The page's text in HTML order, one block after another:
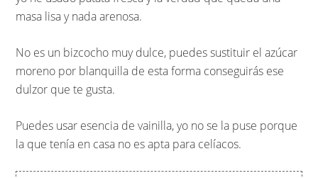
masa lisa y nada arenosa.
No es un bizcocho muy dulce, puedes sustituir el azúcar
moreno por blanquilla de esta forma conseguirás ese
dulzor que te gusta.
Puedes usar esencia de vainilla, yo no se la puse porque
la que tenía en casa no es apta para celíacos.